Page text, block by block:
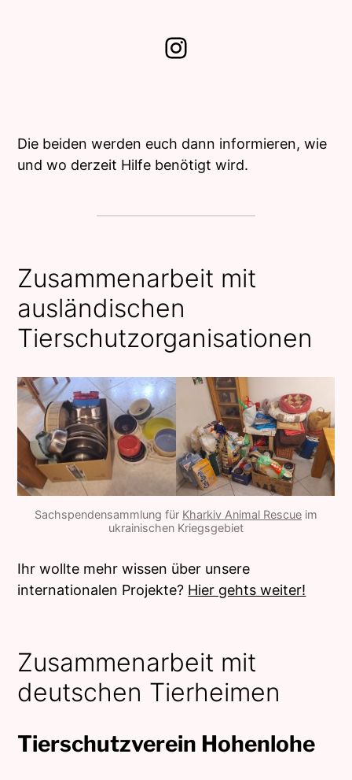
Instagram
Die beiden werden euch dann informieren, wie
und wo derzeit Hilfe benötigt wird.
Zusammenarbeit mit
ausländischen
Tierschutzorganisationen
Sachspendensammlung für Kharkiv Animal Rescue im
ukrainischen Kriegsgebiet
Ihr wollte mehr wissen über unsere
internationalen Projekte? Hier gehts weiter!
Zusammenarbeit mit
deutschen Tierheimen
Tierschutzverein Hohenlohe